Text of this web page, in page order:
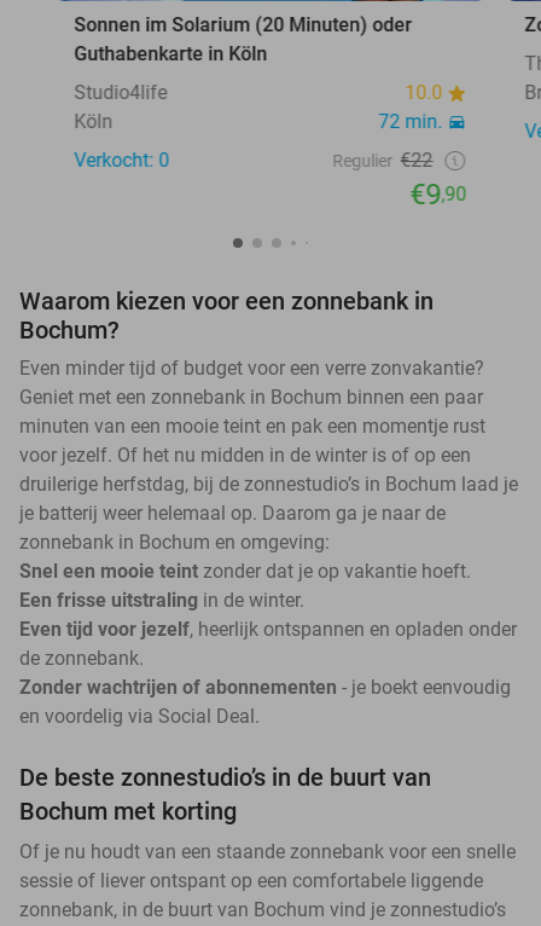
Sonnen im Solarium (20 Minuten) oder
Guthabenkarte in Köln
Studio4life
10.0
Köln
72 min.
Verkocht: 0
Regulier €22
€9,90
Waarom kiezen voor een zonnebank in
Bochum?
Even minder tijd of budget voor een verre zonvakantie?
Geniet met een zonnebank in Bochum binnen een paar
minuten van een mooie teint en pak een momentje rust
voor jezelf. Of het nu midden in de winter is of op een
druilerige herfstdag, bij de zonnestudio’s in Bochum laad je
je batterij weer helemaal op. Daarom ga je naar de
zonnebank in Bochum en omgeving:
Snel een mooie teint zonder dat je op vakantie hoeft.
Een frisse uitstraling in de winter.
Even tijd voor jezelf, heerlijk ontspannen en opladen onder
de zonnebank.
Zonder wachtrijen of abonnementen - je boekt eenvoudig
en voordelig via Social Deal.
De beste zonnestudio’s in de buurt van
Bochum met korting
Of je nu houdt van een staande zonnebank voor een snelle
sessie of liever ontspant op een comfortabele liggende
zonnebank, in de buurt van Bochum vind je zonnestudio’s